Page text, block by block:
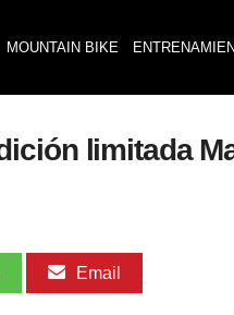
MOUNTAIN BIKE
limitada
Email